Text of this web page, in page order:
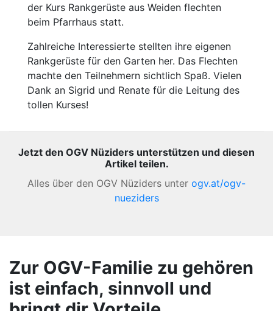
der Kurs Rankgerüste aus Weiden flechten
beim Pfarrhaus statt.
Zahlreiche Interessierte stellten ihre eigenen
Rankgerüste für den Garten her. Das Flechten
machte den Teilnehmern sichtlich Spaß. Vielen
Dank an Sigrid und Renate für die Leitung des
tollen Kurses!
Jetzt den OGV Nüziders unterstützen und diesen
Artikel teilen.
Alles über den OGV Nüziders unter ogv.at/ogv-
nueziders
Zur OGV-Familie zu gehören
ist einfach, sinnvoll und